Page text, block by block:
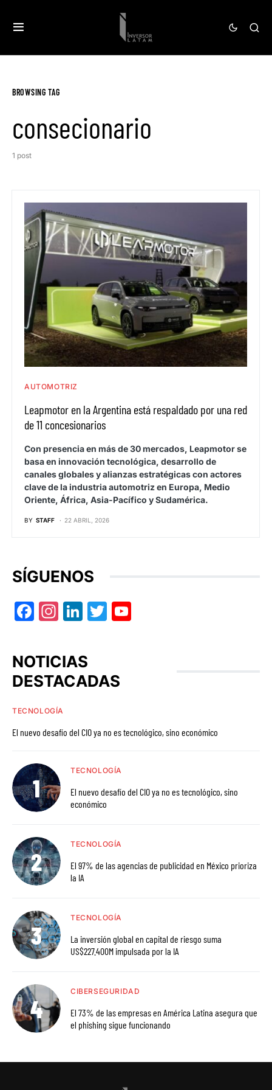
BROWSING TAG
consecionario
1 post
AUTOMOTRIZ
Leapmotor en la Argentina está respaldado por una red
de 11 concesionarios
Con presencia en más de 30 mercados, Leapmotor se
basa en innovación tecnológica, desarrollo de
canales globales y alianzas estratégicas con actores
clave de la industria automotriz en Europa, Medio
Oriente, África, Asia-Pacífico y Sudamérica.
BY STAFF 22 ABRIL, 2026
SÍGUENOS
Facebook
Instagram
LinkedIn
Twitter
NOTICIAS
DESTACADAS
TECNOLOGÍA
El nuevo desafío del CIO ya no es tecnológico, sino económico
TECNOLOGÍA
El nuevo desafío del CIO ya no es tecnológico, sino
económico
TECNOLOGÍA
El 97% de las agencias de publicidad en México prioriza
la IA
TECNOLOGÍA
La inversión global en capital de riesgo suma
US$227.400M impulsada por la IA
CIBERSEGURIDAD
El 73% de las empresas en América Latina asegura que
el phishing sigue funcionando